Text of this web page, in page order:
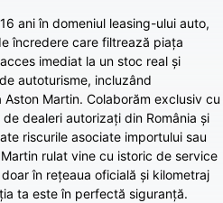
ani în domeniul leasing-ului auto,
încredere care filtrează piața
imediat la un stoc real și
autoturisme, incluzând
Martin. Colaborăm exclusiv cu
dealeri autorizați din România și
riscurile asociate importului sau
rulat vine cu istoric de service
în rețeaua oficială și kilometraj
ta este în perfectă siguranță.